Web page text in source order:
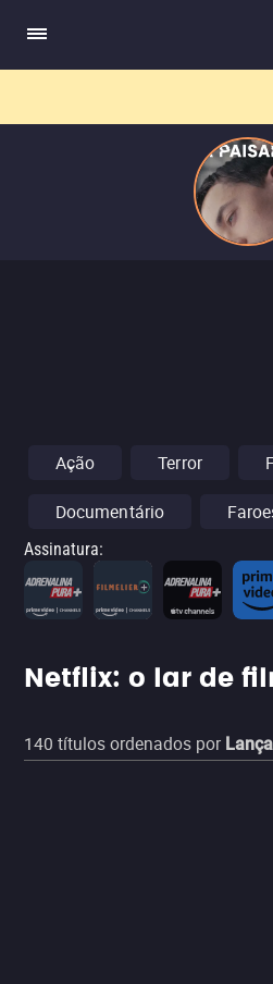
Ação Terror
Documentário
Assinatura:
Netflix: o lar de
140 títulos ordenados por